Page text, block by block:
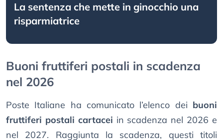
La sentenza che mette in ginocchio una
risparmiatrice
Buoni fruttiferi postali in scadenza
nel 2026
Poste Italiane ha comunicato l’elenco dei buoni
fruttiferi postali cartacei in scadenza nel 2026 e
nel 2027. Raggiunta la scadenza, questi titoli